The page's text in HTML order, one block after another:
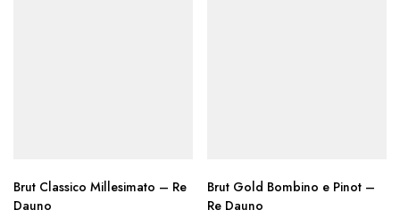
Brut Classico Millesimato – Re
Dauno
Brut Gold Bombino e Pinot –
Re Dauno